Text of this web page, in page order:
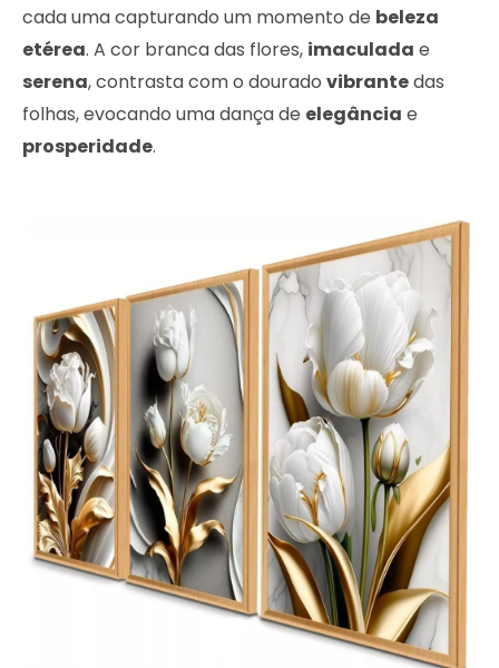
cada uma capturando um momento de beleza
etérea. A cor branca das flores, imaculada e
serena, contrasta com o dourado vibrantedas
folhas, evocando uma dança de elegância e
prosperidade.